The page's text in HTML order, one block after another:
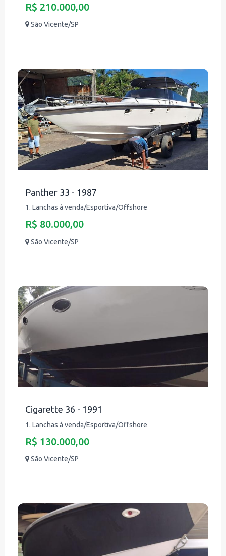
R$ 210.000,00
São Vicente/SP
Panther 33 - 1987
1. Lanchas à venda/Esportiva/Offshore
R$ 80.000,00
São Vicente/SP
Cigarette 36 - 1991
1. Lanchas à venda/Esportiva/Offshore
R$ 130.000,00
São Vicente/SP